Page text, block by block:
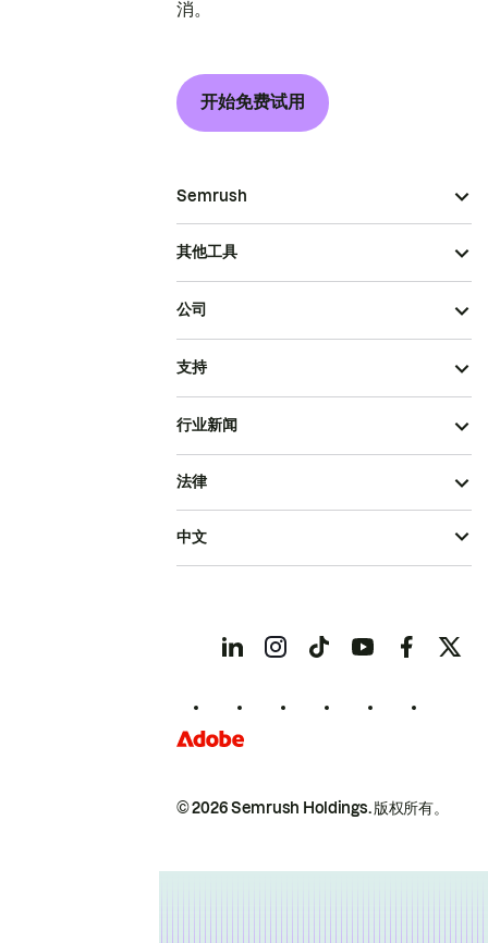
消。
开始免费试用
Semrush
其他工具
公司
支持
行业新闻
© 2026 Semrush Holdings.版权所有。
法律
中文